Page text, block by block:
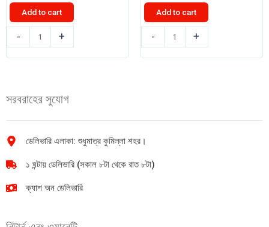
Add to cart
-
এক্সপার্ট
হেয়ার
(natural
quantity
+
was:
৳ 500.00.
is:
৳ 440.00.
Add to cart
-
মেন
শ্যাম্পু
+
সরবরাহের সুযোগ
ডেলিভারি এলাকা: শুধুমাত্র কুমিল্লা শহর।
১ ঘন্টায় ডেলিভারি (সকাল ৮টা থেকে রাত ৮টা)
ক্যাশ অন ডেলিভারি